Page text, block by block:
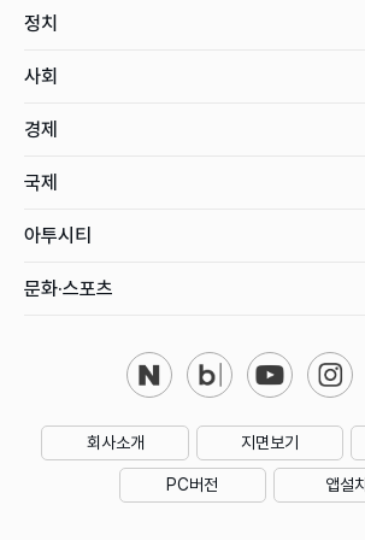
정치
사회
경제
국제
아투시티
문화·스포츠
회사소개 지면보기
PC버전 앱설치